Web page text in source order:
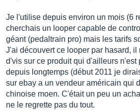
Je l'utilise depuis environ un mois (6
cherchais un looper capable de
géant (pedaltrain pro) mais les tarifs
J'ai découvert ce looper par hasard, il
d'vis sur ce produit qui d'ailleurs n'est
depuis longtemps (début 2011 je
sur ebay a un vendeur américain qui
chinoise moen. C'était un peu un
ne le regrette pas du tout.